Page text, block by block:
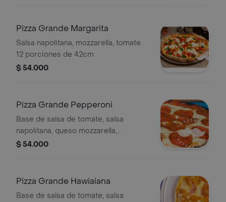
Pizza Grande Margarita
Salsa napolitana, mozzarella, tomate.
12 porciones de 42cm
$ 54.000
Pizza Grande Pepperoni
Base de salsa de tomate, salsa
napolitana, queso mozzarella,
pepperoni y lluvia de orégano, 12
$ 54.000
Pizza Grande Hawiaiana
Base de salsa de tomate, salsa